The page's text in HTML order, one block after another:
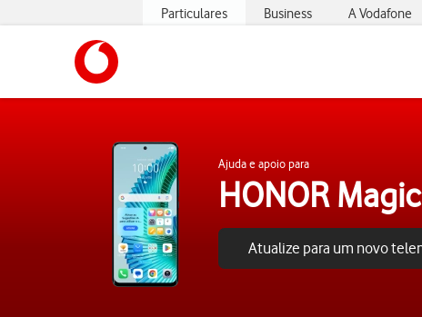
Particulares Business A Vodafone
Ajuda e apoio para
HONOR
Atualize para um novo